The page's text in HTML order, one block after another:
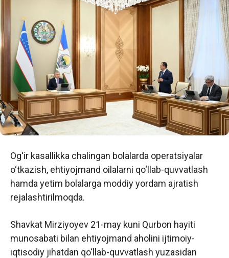
Og‘ir kasallikka chalingan bolalarda operatsiyalar
o‘tkazish, ehtiyojmand oilalarni qo‘llab-quvvatlash
hamda yetim bolalarga moddiy yordam ajratish
rejalashtirilmoqda.
Shavkat Mirziyoyev 21-may kuni Qurbon hayiti
munosabati bilan ehtiyojmand aholini ijtimoiy-
iqtisodiy jihatdan qo‘llab-quvvatlash yuzasidan